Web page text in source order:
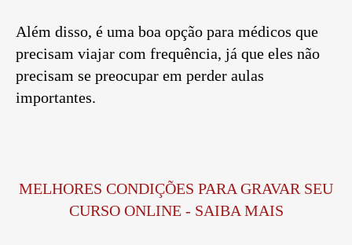
Além disso, é uma boa opção para médicos que
precisam viajar com frequência, já que eles não
precisam se preocupar em perder aulas
importantes.
MELHORES CONDIÇÕES PARA GRAVAR SEU
CURSO ONLINE - SAIBA MAIS